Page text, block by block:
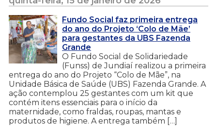
Fundo Social faz primeira entrega
do ano do Projeto ‘Colo de Mãe’
para gestantes da UBS Fazenda
Grande
O Fundo Social de Solidariedade
(Funss) de Jundiaí realizou a primeira
entrega do ano do Projeto “Colo de Mãe”, na
Unidade Básica de Saúde (UBS) Fazenda Grande. A
ação contemplou 25 gestantes com um kit que
contém itens essenciais para o início da
maternidade, como fraldas, roupas, mantas e
produtos de higiene. A entrega também […]